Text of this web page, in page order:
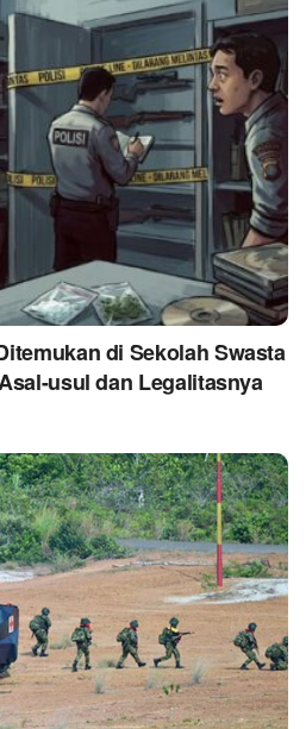
di Sekolah Swasta
usul dan Legalitasnya